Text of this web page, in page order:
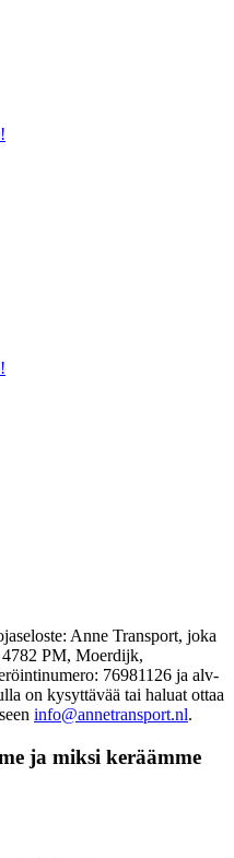
Anne Transport, joka
PM, Moerdijk,
76981126 ja alv-
on kysyttävää tai haluat ottaa
info@annetransport.nl.
ja miksi keräämme